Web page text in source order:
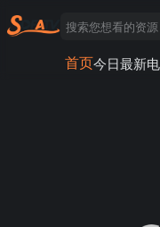
首页今日最新